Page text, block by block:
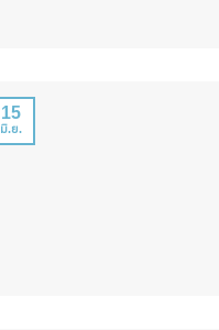
15
มิ.ย.